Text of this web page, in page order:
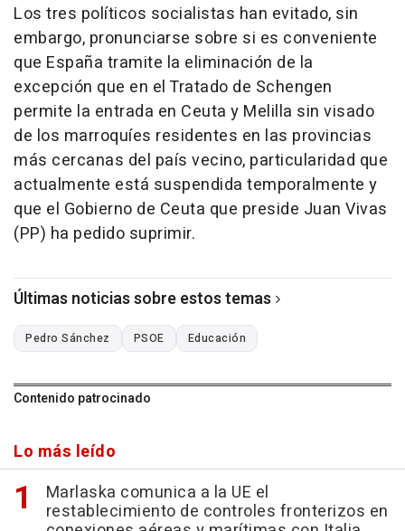
Los tres políticos socialistas han evitado, sin
embargo, pronunciarse sobre si es conveniente
que España tramite la eliminación de la
excepción que en el Tratado de Schengen
permite la entrada en Ceuta y Melilla sin visado
de los marroquíes residentes en las provincias
más cercanas del país vecino, particularidad que
actualmente está suspendida temporalmente y
que el Gobierno de Ceuta que preside Juan Vivas
(PP) ha pedido suprimir.
Últimas noticias sobre estos temas
Pedro Sánchez PSOE Educación
Contenido patrocinado
Lo más leído
Marlaska comunica a la UE el
restablecimiento de controles fronterizos en